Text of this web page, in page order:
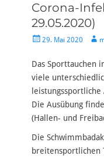
Corona-
29.05.2020)
Veröffentlicht
29. Mai 2020
Das Sporttauchen
viele
Die Ausübung
(Hallen- und
Die
breitensportlichen